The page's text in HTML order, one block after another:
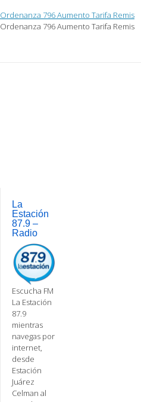
Ordenanza 796 Aumento Tarifa Remis
Ordenanza 796 Aumento Tarifa Remis
La
Estación
87.9 –
Radio
Escucha FM
La Estación
87.9
mientras
navegas por
internet,
desde
Estación
Juárez
Celman al